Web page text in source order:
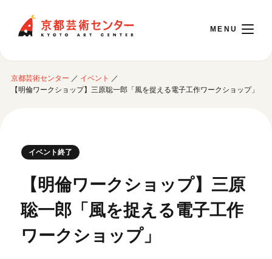
English
※チケット窓口は18:00まで／ギャラリー・図書室・情報コーナーは20:00まで／カ
ご利用案内
開館時間・アクセシビリティ
京都芸術センター ／ イベント ／
【明倫ワークショップ】三原聡一郎「風を捉える電子工作ワークショップ」
イベント終了
【明倫ワークショップ】三原
聡一郎「風を捉える電子工作
ワークショップ」